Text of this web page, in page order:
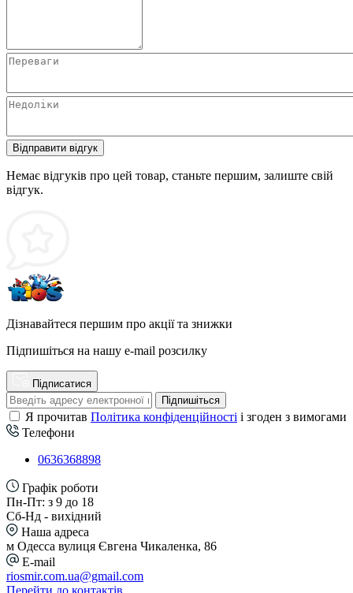
Відправити відгук
Немає відгуків про цей товар, станьте першим, залиште свій
відгук.
Дізнавайтеся першим про акції та знижки
Підпишіться на нашу e-mail розсилку
Підписатися
Підпишіться
Я прочитав Політика конфіденційності і згоден з вимогами
Телефони
0636368898
Графік роботи
Пн-Пт: з 9 до 18
Сб-Нд - вихідний
Наша адреса
м Одесса вулиця Євгена Чикаленка, 86
E-mail
riosmir.com.ua@gmail.com